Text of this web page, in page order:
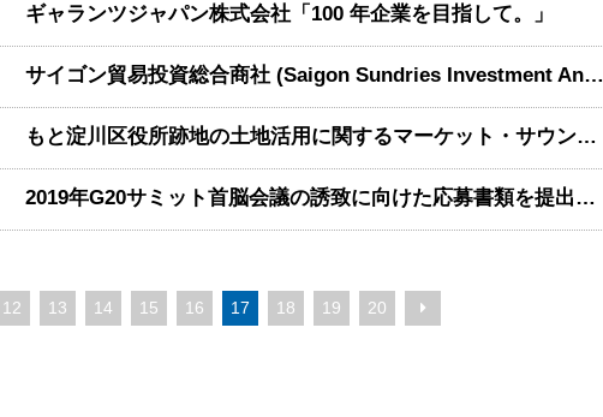
ギャランツジャパン株式会社「100 年企業を⽬指して。」
サイゴン貿易投資総合商社 (Saigon Sundries Investment And Trading Joint Stock Company/TOCONTAP SAIGON JSC）大阪進出
もと淀川区役所跡地の土地活用に関するマーケット・サウンディング（公募条件整理）を実施します。
2019年G20サミット首脳会議の誘致に向けた応募書類を提出しました！
12 13 14 15 16 17 18 19 20